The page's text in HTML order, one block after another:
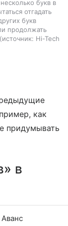
букв в
отгадать
букв
продолжать
источник: Hi-Tech
как
придумывать
в
Аванс